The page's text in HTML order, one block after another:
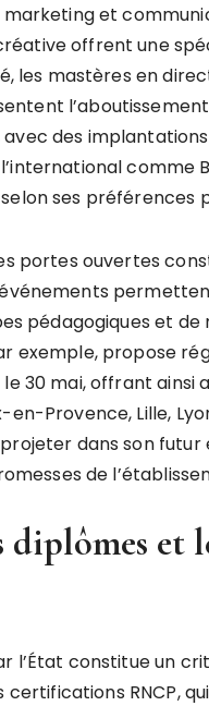
et
offrent une
les mastères en
des implantations
comme
ses préférences
portes ouvertes
pédagogiques et
exemple, propose
30 mai, offrant ainsi
Provence, Lille,
dans son
de
diplômes et
l’État constitue un
certifications RNCP,